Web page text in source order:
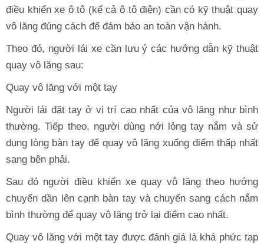
điều khiển xe ô tô (kể cả ô tô điện) cần có kỹ thuật quay
vô lăng đúng cách để đảm bảo an toàn vận hành.
Theo đó, người lái xe cần lưu ý các hướng dẫn kỹ thuật
quay vô lăng sau:
Quay vô lăng với một tay
Người lái đặt tay ở vị trí cao nhất của vô lăng như bình
thường. Tiếp theo, người dùng nới lỏng tay nắm và sử
dụng lòng bàn tay để quay vô lăng xuống điểm thấp nhất
sang bên phải.
Sau đó người điều khiển xe quay vô lăng theo hướng
chuyển dần lên cạnh bàn tay và chuyển sang cách nắm
bình thường để quay vô lăng trở lại điểm cao nhất.
Quay vô lăng với một tay được đánh giá là khá phức tạp